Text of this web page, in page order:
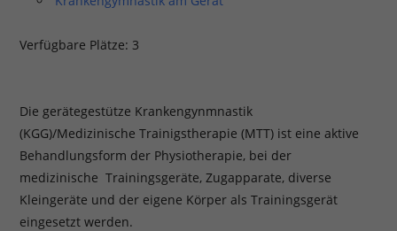
Verfügbare Plätze: 3
Die gerätegestütze Krankengynmnastik
(KGG)/Medizinische Trainigstherapie (MTT) ist eine aktive
Behandlungsform der Physiotherapie, bei der
medizinische Trainingsgeräte, Zugapparate, diverse
Kleingeräte und der eigene Körper als Trainingsgerät
eingesetzt werden.